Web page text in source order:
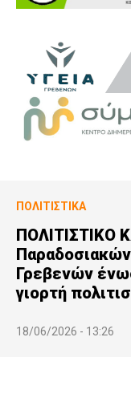
ΠΟΛΙΤΙΣΤΙΚΆ
ΠΟΛΙΤΙΣΤΙΚΟ
Γρεβενών
γιορτή
18/06/2026 - 13:26